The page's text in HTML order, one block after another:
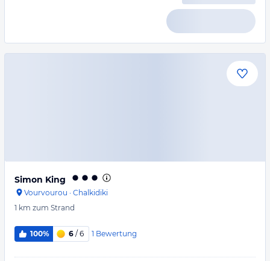
Simon King
Vourvourou · Chalkidiki
1 km zum Strand
100% 6 / 6 1 Bewertung